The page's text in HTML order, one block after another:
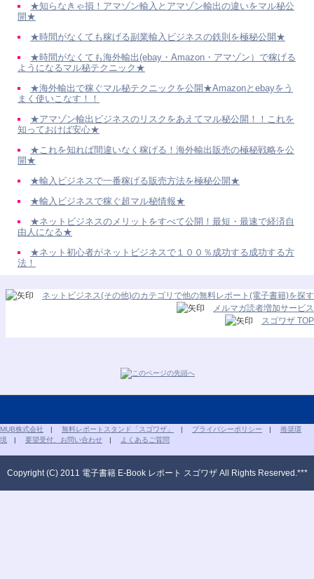
★知らなきゃ損！アマゾン輸入とアマゾン輸出の違いをマル秘公
開★
★時間がなくても稼げる副業輸入ビジネスの鉄則を極秘公開★
★時間がなくても海外輸出(ebay・Amazon・アマゾン）で稼げる
ようになるマル秘テクニック★
★海外輸出で稼ぐマル秘テクニックを公開★Amazonとebayをう
まく使いこなす！！
★アマゾン輸出ビジネスのリスクをあえてマル秘公開！！これを
知っておけば安心★
★これを知れば間違いなく稼げる！海外輸出販売の極秘戦略を公
開★
★輸入ビジネスで一番稼げる販売方法を極秘公開★
★輸入ビジネスで稼ぐ超マル秘情報★
★ネットビジネスのメリットをすべて公開！最短・最速で経済自
由人になる★
★ネット初心者がネットビジネスで１００％成功する成功する方
法！
ネットビジネス(その他)のカテゴリで他の無料レポート(電子書籍)を探す
メルマガ読者増加サービス
スゴワザ TOP
MUB株式会社 | 無料レポートスタンド「スゴワザ」 | プライバシーポリシー | 推奨環
境 | 要望受付、お問い合わせ | よくあるご質問
Copyright (C) 2011 電子書籍 E-Book レポート スゴワザ All Rights Reserved.***